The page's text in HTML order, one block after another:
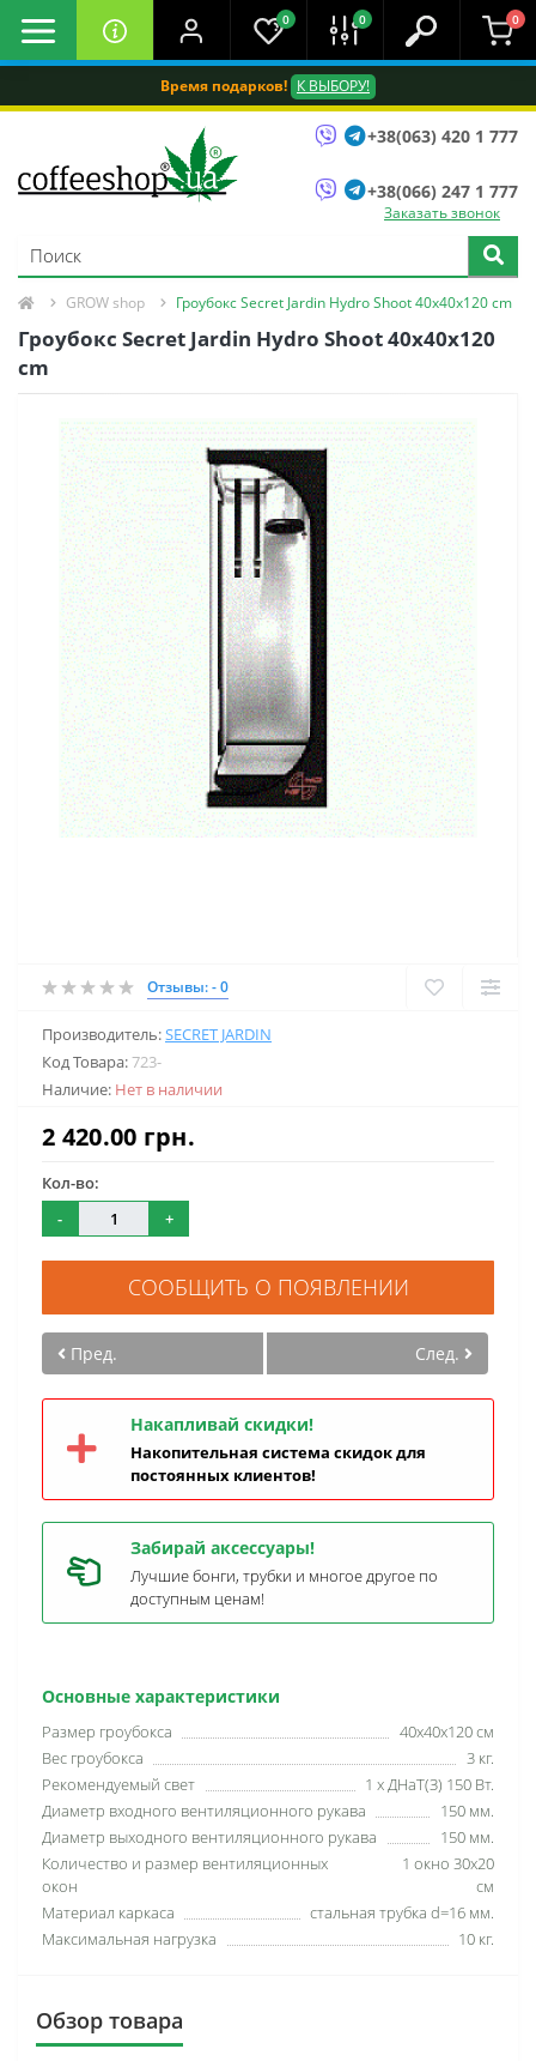
Время подарков! К ВЫБОРУ!
0 0 0
+38(063) 420 1 777
+38(066) 247 1 777
Заказать звонок
GROW shop Гроубокс Secret Jardin Hydro Shoot 40х40х120 cm
Гроубокс Secret Jardin Hydro Shoot 40х40х120
cm
Отзывы: - 0
Производитель:SECRET JARDIN
Код Товара:723-
Наличие: Нет в наличии
Основные характеристики
Размер гроубокса
40х40х120 см
Вес гроубокса
3 кг.
Рекомендуемый свет
1 х ДНаТ(З) 150 Вт.
Диаметр входного вентиляционного рукава
150 мм.
Диаметр выходного вентиляционного рукава
150 мм.
Количество и размер вентиляционных
окон
1 окно 30х20
см
Материал каркаса
стальная трубка d=16 мм.
Максимальная нагрузка
10 кг.
2 420.00 грн.
Кол-во:
-
+
СООБЩИТЬ О ПОЯВЛЕНИИ
Пред. След.
Накапливай скидки!
Накопительная система скидок для
постоянных клиентов!
Забирай аксессуары!
Лучшие бонги, трубки и многое другое по
доступным ценам!
Обзор товара